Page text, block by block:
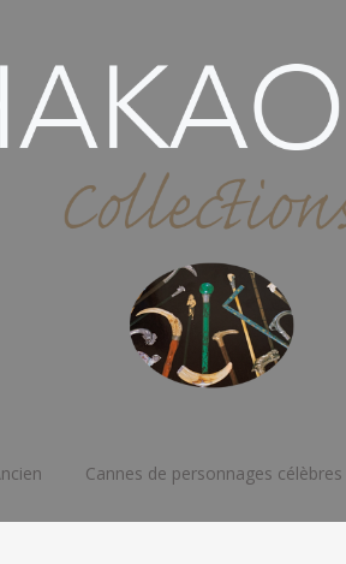
Cannes de personnages célèbres